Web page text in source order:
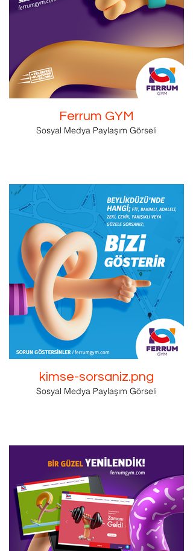
Ferrum GYM
Sosyal Medya Paylaşım Görseli
kimse-sorsaniz.png
Sosyal Medya Paylaşım Görseli